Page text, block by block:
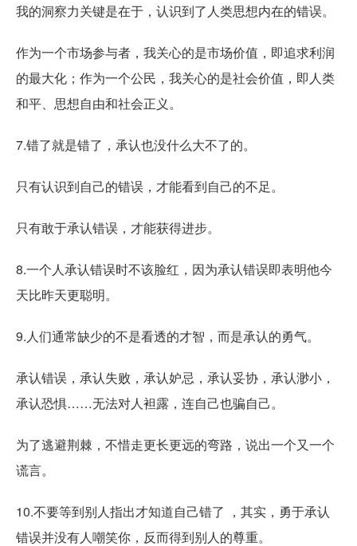
我的洞察力关键是在于，认识到了人类思想内在的错误。
作为一个市场参与者，我关心的是市场价值，即追求利润
的最大化；作为一个公民，我关心的是社会价值，即人类
和平、思想自由和社会正义。
7.错了就是错了，承认也没什么大不了的。
只有认识到自己的错误，才能看到自己的不足。
只有敢于承认错误，才能获得进步。
8.一个人承认错误时不该脸红，因为承认错误即表明他今
天比昨天更聪明。
9.人们通常缺少的不是看透的才智，而是承认的勇气。
承认错误，承认失败，承认妒忌，承认妥协，承认渺小，
承认恐惧……无法对人袒露，连自己也骗自己。
为了逃避荆棘，不惜走更长更远的弯路，说出一个又一个
谎言。
10.不要等到别人指出才知道自己错了 ，其实，勇于承认
错误并没有人嘲笑你，反而得到别人的尊重。